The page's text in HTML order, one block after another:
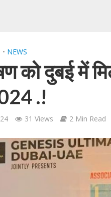
शिवानी सिंह
• NEWS
दुबई में
.!
31 Views 2 Min Read